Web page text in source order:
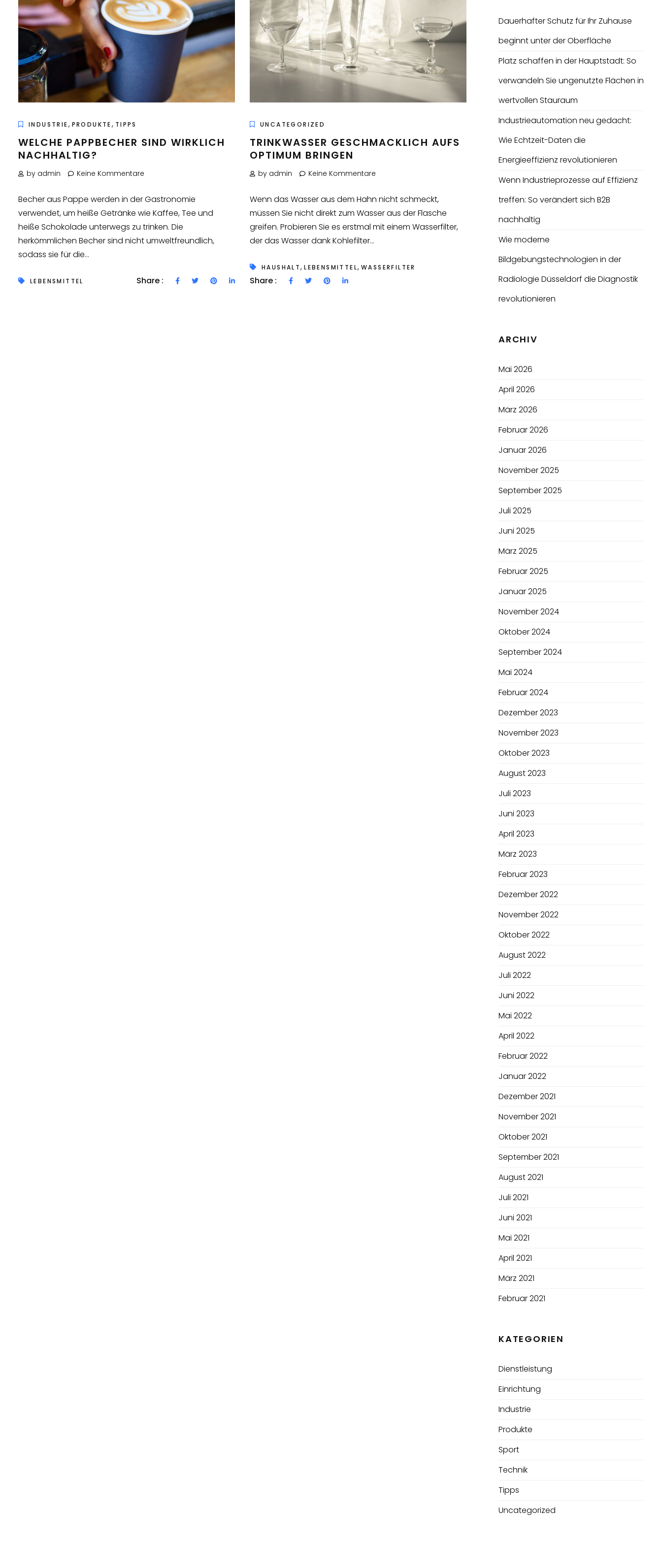
INDUSTRIE, PRODUKTE, TIPPS
WELCHE PAPPBECHER SIND WIRKLICH
NACHHALTIG?
by admin Keine Kommentare
Becher aus Pappe werden in der Gastronomie
verwendet, um heiße Getränke wie Kaffee, Tee und
heiße Schokolade unterwegs zu trinken. Die
herkömmlichen Becher sind nicht umweltfreundlich,
sodass sie für die...
LEBENSMITTEL Share :
UNCATEGORIZED
TRINKWASSER GESCHMACKLICH AUFS
OPTIMUM BRINGEN
by admin Keine Kommentare
Wenn das Wasser aus dem Hahn nicht schmeckt,
müssen Sie nicht direkt zum Wasser aus der Flasche
greifen. Probieren Sie es erstmal mit einem Wasserfilter,
der das Wasser dank Kohlefilter...
HAUSHALT,LEBENSMITTEL,WASSERFILTER
Share :
Dauerhafter Schutz für Ihr Zuhause
beginnt unter der Oberfläche
Platz schaffen in der Hauptstadt: So
verwandeln Sie ungenutzte Flächen in
wertvollen Stauraum
Industrieautomation neu gedacht:
Wie Echtzeit-Daten die
Energieeffizienz revolutionieren
Wenn Industrieprozesse auf Effizienz
treffen: So verändert sich B2B
nachhaltig
Wie moderne
Bildgebungstechnologien in der
Radiologie Düsseldorf die Diagnostik
revolutionieren
ARCHIV
Mai 2026
April 2026
März 2026
Februar 2026
Januar 2026
November 2025
September 2025
Juli 2025
Juni 2025
März 2025
Februar 2025
Januar 2025
November 2024
Oktober 2024
September 2024
Mai 2024
Februar 2024
Dezember 2023
November 2023
Oktober 2023
August 2023
Juli 2023
Juni 2023
April 2023
März 2023
Februar 2023
Dezember 2022
November 2022
Oktober 2022
August 2022
Juli 2022
Juni 2022
Mai 2022
April 2022
Februar 2022
Januar 2022
Dezember 2021
November 2021
Oktober 2021
September 2021
August 2021
Juli 2021
Juni 2021
Mai 2021
April 2021
März 2021
Februar 2021
KATEGORIEN
Dienstleistung
Einrichtung
Industrie
Produkte
Sport
Technik
Tipps
Uncategorized